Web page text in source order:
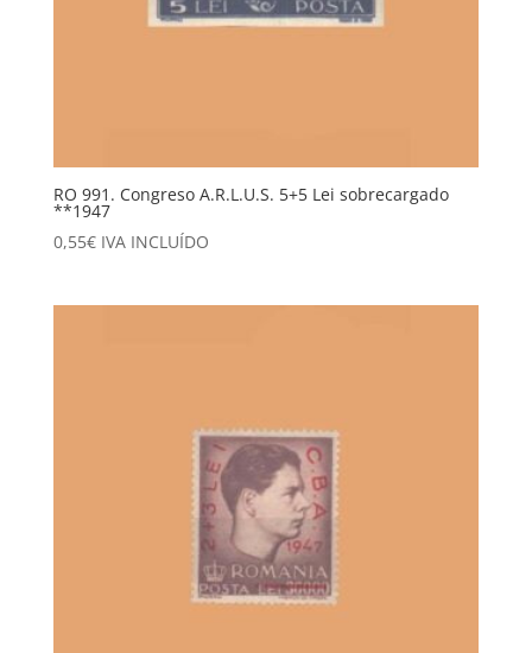
RO 991. Congreso A.R.L.U.S. 5+5 Lei sobrecargado
**1947
0,55€ IVA INCLUÍDO